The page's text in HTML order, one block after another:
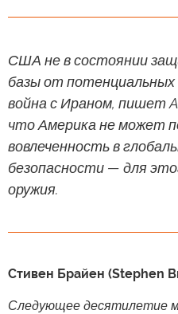
США не в состоянии
базы от потенциальных
война с Ираном, пишет
что Америка не может
вовлеченность в
безопасности — для
оружия.
Стивен Брайен (Stephen
Следующее десятилетие